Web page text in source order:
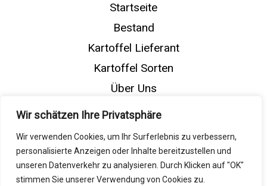
Wir schätzen Ihre Privatsphäre
Wir verwenden Cookies, um Ihr Surferlebnis zu verbessern,
personalisierte Anzeigen oder Inhalte bereitzustellen und
unseren Datenverkehr zu analysieren. Durch Klicken auf "OK"
stimmen Sie unserer Verwendung von Cookies zu.
Startseite
Bestand
Kartoffel Lieferant
Kartoffel Sorten
Über Uns
Kontakt